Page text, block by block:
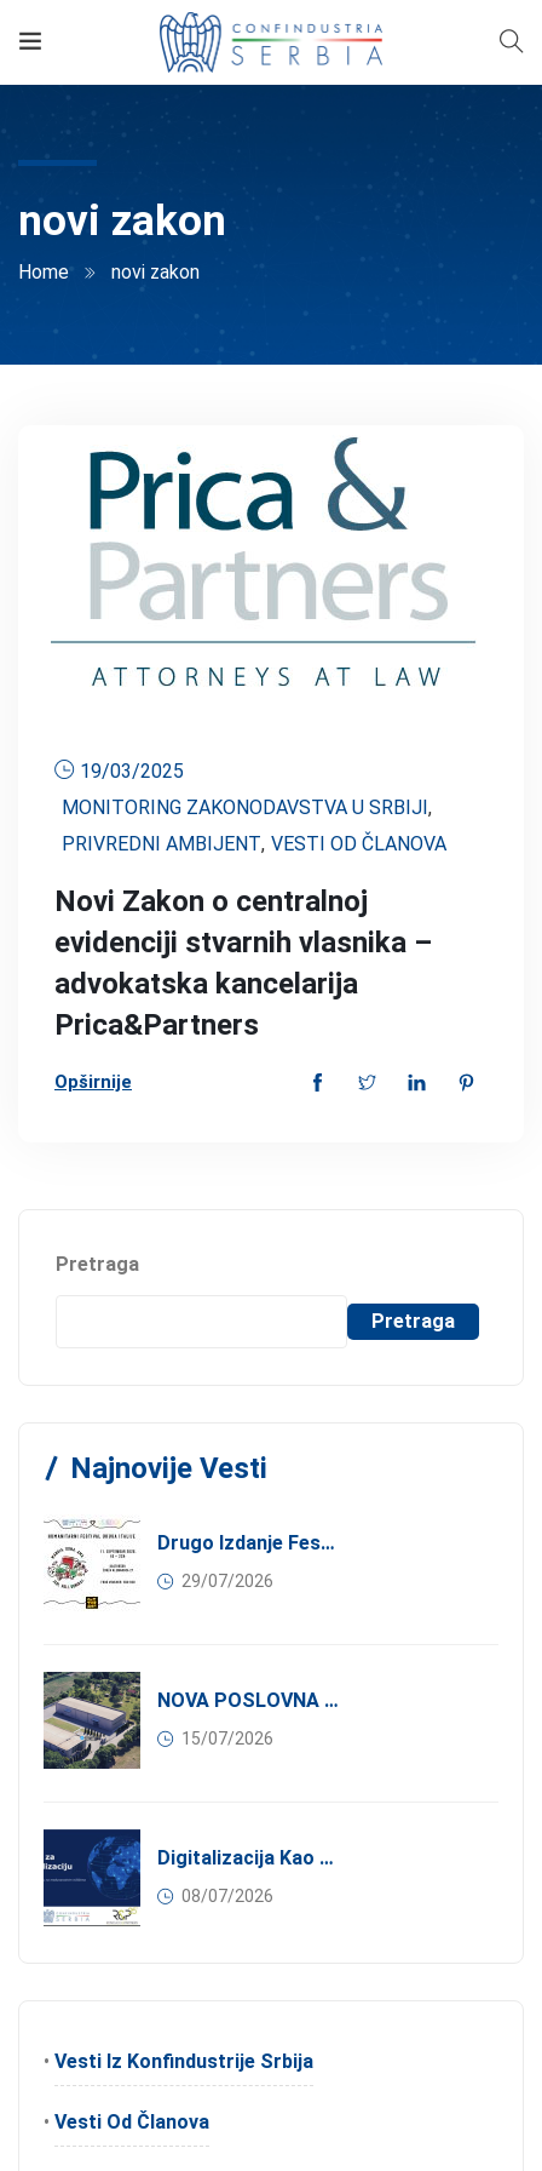
novi zakon
Home novi zakon
19/03/2025
MONITORING ZAKONODAVSTVA U SRBIJI,
PRIVREDNI AMBIJENT, VESTI OD ČLANOVA
Novi Zakon o centralnoj
evidenciji stvarnih vlasnika –
advokatska kancelarija
Prica&Partners
Opširnije
Pretraga
Pretraga
Najnovije Vesti
Drugo Izdanje Festivala JEDI.VOLI.DONIRAJ: Spoj Gastronomije I Solidarnosti
29/07/2026
NOVA POSLOVNA PRILIKA ZA ČLANOVE KONFINDUSTRIJE SRBIJA: Izdavanje Moderne Industrijske Hale U Pančevu – 1.200 M² U Industrijskoj Zoni
15/07/2026
Digitalizacija Kao Pokretač Internacionalizacije
08/07/2026
• Vesti Iz Konfindustrije Srbija
• Vesti Od Članova